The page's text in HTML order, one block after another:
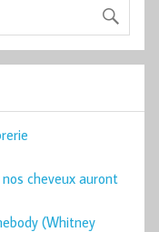
cheveux auront
(Whitney